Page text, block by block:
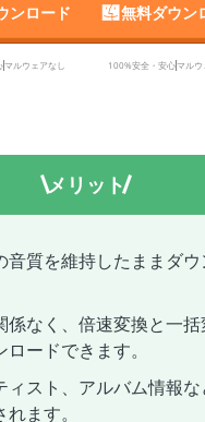
ンロード
マルウェアなし
無料ダウン
100%安全・安心マルウ
メリット
音質を維持したままダ
係なく、倍速変換と一
ードできます。
ィスト、アルバム情報
ます。